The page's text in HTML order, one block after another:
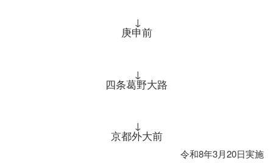
↓
庚申前
↓
四条葛野大路
↓
京都外大前
令和8年3月20日実施